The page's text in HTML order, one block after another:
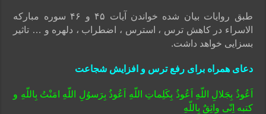
طبق روایات بیان شده خواندن آیات ۴۵ و ۴۶ سوره مبارکه
الاسراء در کاهش ترس ، استرس ، اضطراب ، دلهره و … تاثیر
بسزایی خواهد داشت.
دعای همراه برای رفع ترس و افزایش شجاعت
اَعُوذُ بِجَلالِ اللّهِ اَعُوذُ بِکَلِماتِ اللّهِ اَعُوذُ بِرَسوُلِ اللّهِ امَنْتُ بِاللّهِ و
کتبه اِنّى واثِقٌ بِاللّهِ